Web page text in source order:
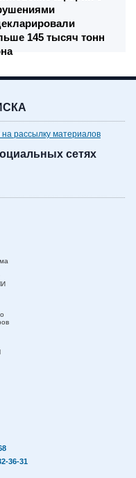
145 тысяч тонн
на рассылку материалов
сетях
36-31